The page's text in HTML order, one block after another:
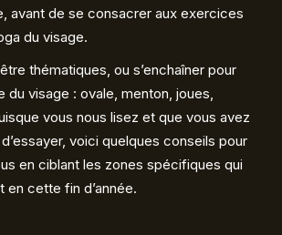
avant de se consacrer aux exercices
du visage.
thématiques, ou s’enchaîner pour
du visage : ovale, menton, joues,
vous nous lisez et que vous avez
voici quelques conseils pour
en ciblant les zones spécifiques qui
en cette fin d’année.